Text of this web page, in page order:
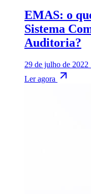
EMAS: o
Sistema
Auditoria?
29 de julho de 2022
Ler agora